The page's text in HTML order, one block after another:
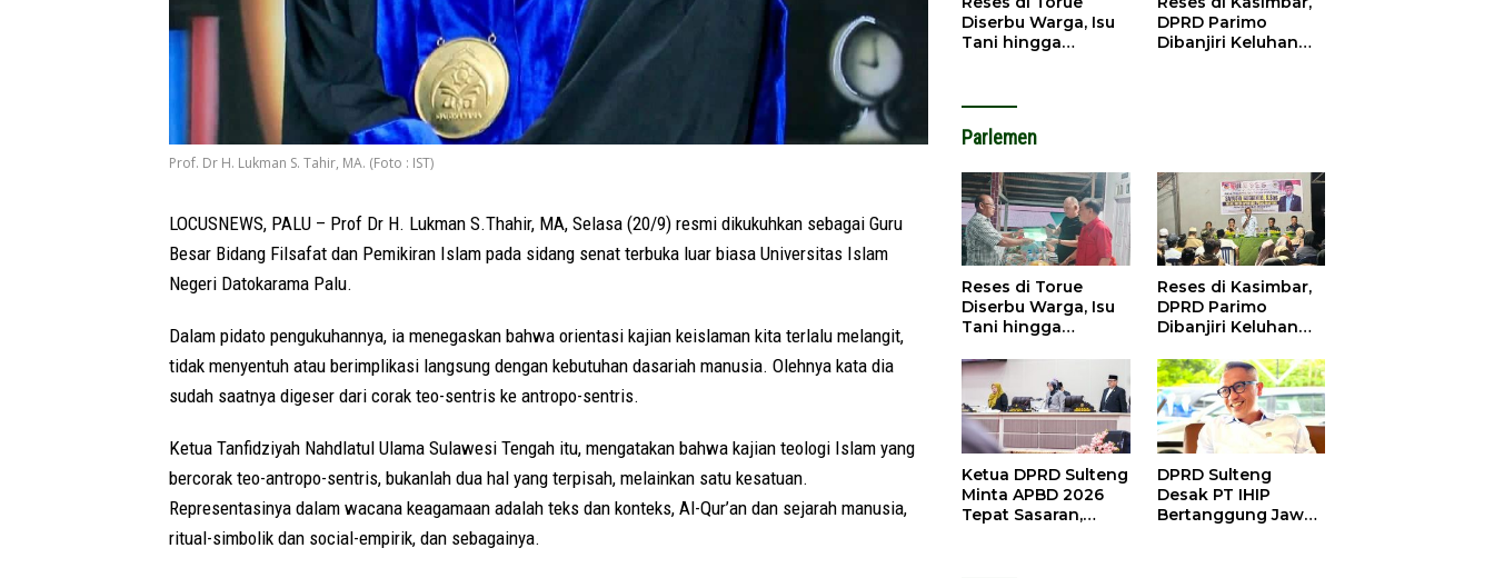
Prof. Dr H. Lukman S. Tahir, MA. (Foto : IST)
LOCUSNEWS, PALU – Prof Dr H. Lukman S.Thahir, MA, Selasa (20/9) resmi dikukuhkan sebagai Guru
Besar Bidang Filsafat dan Pemikiran Islam pada sidang senat terbuka luar biasa Universitas Islam
Negeri Datokarama Palu.
Dalam pidato pengukuhannya, ia menegaskan bahwa orientasi kajian keislaman kita terlalu melangit,
tidak menyentuh atau berimplikasi langsung dengan kebutuhan dasariah manusia. Olehnya kata dia
sudah saatnya digeser dari corak teo-sentris ke antropo-sentris.
Ketua Tanfidziyah Nahdlatul Ulama Sulawesi Tengah itu, mengatakan bahwa kajian teologi Islam yang
bercorak teo-antropo-sentris, bukanlah dua hal yang terpisah, melainkan satu kesatuan.
Representasinya dalam wacana keagamaan adalah teks dan konteks, Al-Qur’an dan sejarah manusia,
ritual-simbolik dan social-empirik, dan sebagainya.
Diserbu Warga, Isu
Tani hingga
DPRD Parimo
Dibanjiri Keluhan
Parlemen
Reses di Torue
Diserbu Warga, Isu
Tani hingga
Mengemuka
Reses di Kasimbar,
DPRD Parimo
Dibanjiri Keluhan
Abrasi
Ketua DPRD Sulteng
Minta APBD 2026
Tepat Sasaran,
DPRD Sulteng
Desak PT IHIP
Bertanggung Jawab